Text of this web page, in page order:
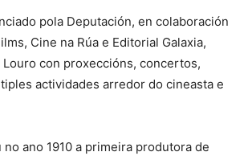
pola Deputación, en colaboración
Cine na Rúa e Editorial Galaxia,
Louro con proxeccións, concertos,
actividades arredor do cineasta e
ano 1910 a primeira produtora de